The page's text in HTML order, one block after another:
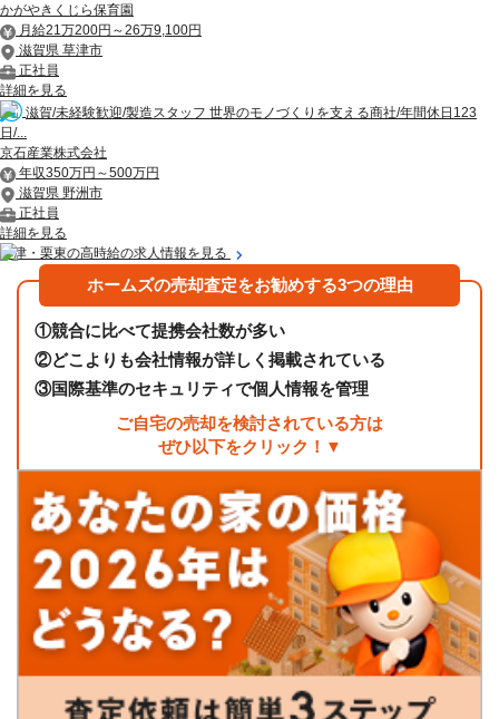
かがやきくじら保育園
月給21万200円～26万9,100円
滋賀県 草津市
正社員
詳細を見る
滋賀/未経験歓迎/製造スタッフ 世界のモノづくりを支える商社/年間休日123
日/...
京石産業株式会社
年収350万円～500万円
滋賀県 野洲市
正社員
詳細を見る
草津・栗東の高時給の求人情報を見る
ホームズの売却査定をお勧めする3つの理由
①競合に比べて提携会社数が多い
②どこよりも会社情報が詳しく掲載されている
③国際基準のセキュリティで個人情報を管理
ご自宅の売却を検討されている方は
ぜひ以下をクリック！▼